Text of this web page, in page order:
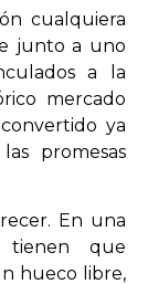
cualquiera
junto a uno
a la
mercado
ya
promesas
En una
tienen que
hueco libre,